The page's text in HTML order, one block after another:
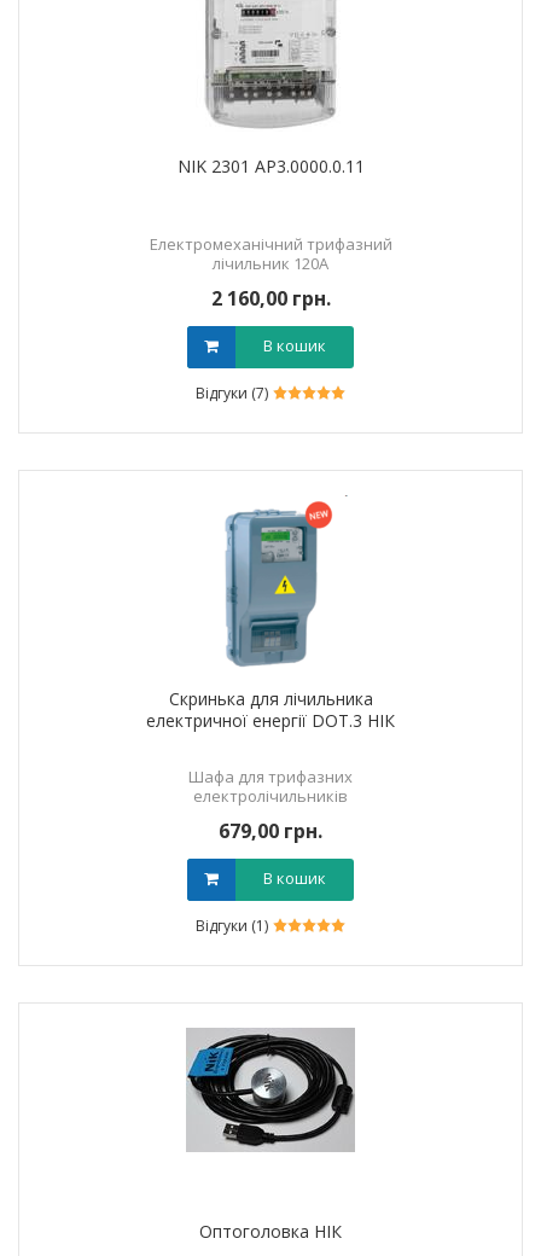
NIK 2301 AP3.0000.0.11
Електромеханічний трифазний
лічильник 120А
2 160,00 грн.
В кошик
Відгуки (7)
Скринька для лічильника
електричної енергії DOT.3 НІК
Шафа для трифазних
електролічильників
679,00 грн.
В кошик
Відгуки (1)
Оптоголовка НІК